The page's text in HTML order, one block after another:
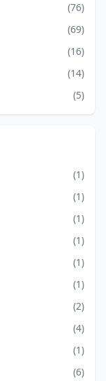
(76)
(69)
(16)
(14)
(5)
(1)
(1)
(1)
(1)
(1)
(1)
(2)
(4)
(1)
(6)